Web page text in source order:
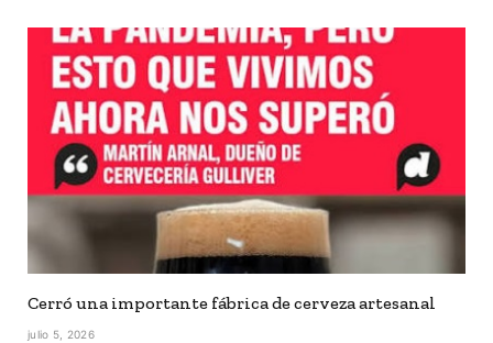
Cerró una importante fábrica de cerveza artesanal
julio 5, 2026